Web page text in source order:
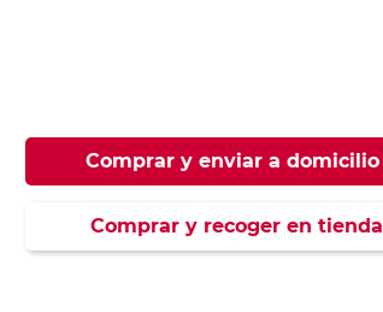
Comprar y enviar a domicilio
Comprar y recoger en tienda